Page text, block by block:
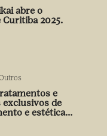
abre o
Curitiba 2025.
e
de
e estética